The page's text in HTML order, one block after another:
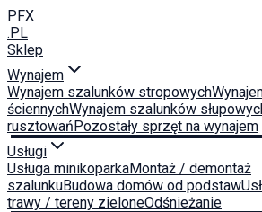
PFX
.PL
Sklep
Wynajem
Wynajem szalunków stropowych
ściennychWynajem szalunków
rusztowańPozostały sprzęt na wynajem
Usługi
Usługa minikoparkaMontaż / demontaż
szalunkuBudowa domów od podstaw
trawy / tereny zieloneOdśnieżanie